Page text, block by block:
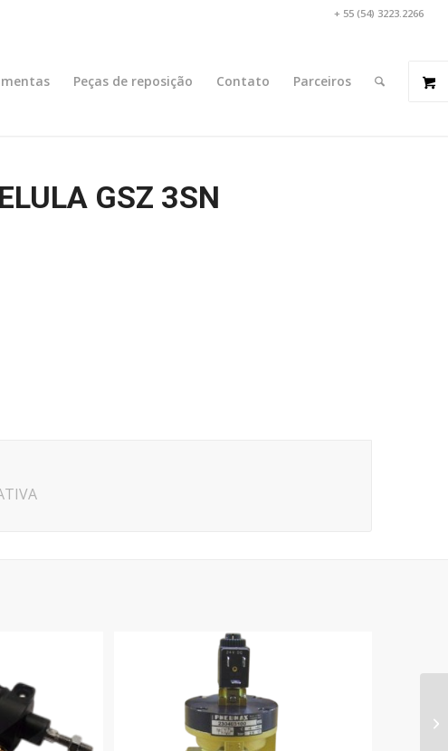
+ 55 (54) 3223.2266
Peças de reposição Contato Parceiros
GSZ 3SN